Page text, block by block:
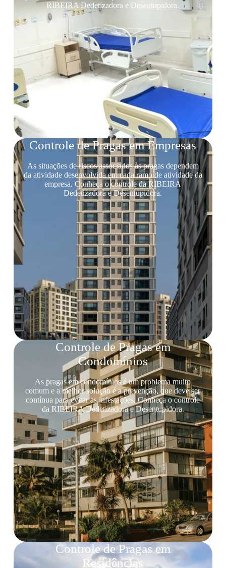
RIBEIRA Dedetizadora e Desentupidora.
Controle de Pragas em Empresas
As situações de riscos associados às pragas dependem
da atividade desenvolvida em cada ramo de atividade da
empresa. Conheça o controle da RIBEIRA
Dedetizadora e Desentupidora.
Controle de Pragas em
Condomínios
As pragas em condomínios é um problema muito
comum e a melhor solução é a prevenção, que deve ser
contínua para evitar as infestações. Conheça o controle
da RIBEIRA Dedetizadora e Desentupidora.
Controle de Pragas em
Residências